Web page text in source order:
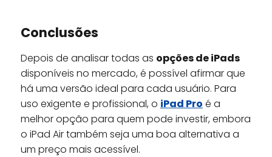
Conclusões
Depois de analisar todas as opções de iPads
disponíveis no mercado, é possível afirmar que
há uma versão ideal para cada usuário. Para
uso exigente e profissional, o iPad Pro é a
melhor opção para quem pode investir, embora
o iPad Air também seja uma boa alternativa a
um preço mais acessível.